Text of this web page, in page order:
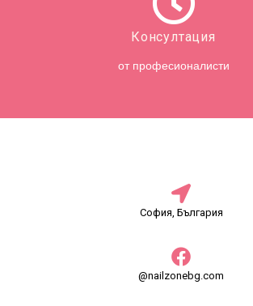
Консултация
от професионалисти
София, България
@nailzonebg.com